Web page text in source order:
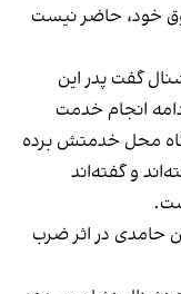
خود، حاضر نیست
گفت پدر این
انجام خدمت
محل خدمتش برده
و گفته‌اند
حامدی در اثر ضرب